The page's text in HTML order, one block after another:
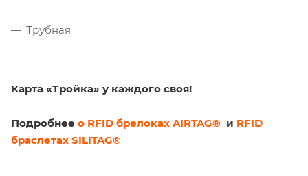
Трубная
Карта «Тройка» у каждого своя!
Подробнее о RFID брелоках AIRTAG® и RFID
браслетах SILITAG®